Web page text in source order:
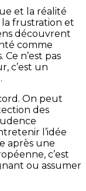
et la réalité
frustration et
découvrent
comme
n’est pas
c’est un
On peut
des
l’idée
après une
c’est
ou assumer